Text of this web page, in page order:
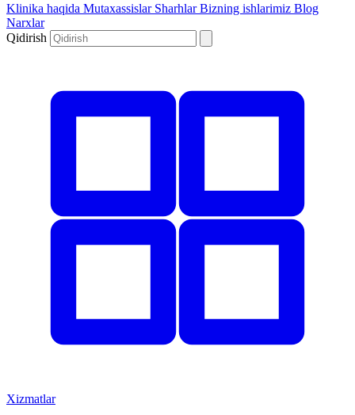
Klinika haqida Mutaxassislar SharhlarBizning ishlarimiz Blog
Narxlar
Qidirish
Xizmatlar